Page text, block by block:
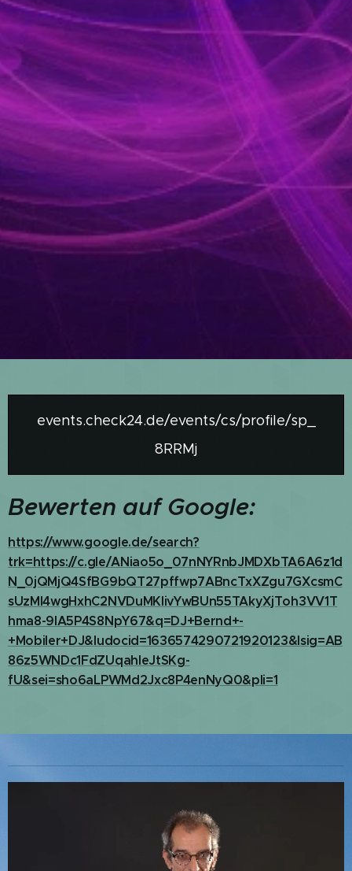
events.check24.de/events/cs/profile/sp_
8RRMj
Bewerten auf Google:
https://www.google.de/search?
trk=https://c.gle/ANiao5o_07nNYRnbJMDXbTA6A6z1d
N_0jQMjQ4SfBG9bQT27pffwp7ABncTxXZgu7GXcsmC
sUzMl4wgHxhC2NVDuMKlivYwBUn55TAkyXjToh3VV1T
hma8-9lA5P4S8NpY67&q=DJ+Bernd+-
+Mobiler+DJ&ludocid=1636574290721920123&lsig=AB
86z5WNDc1FdZUqahIeJtSKg-
fU&sei=sho6aLPWMd2Jxc8P4enNyQ0&pli=1